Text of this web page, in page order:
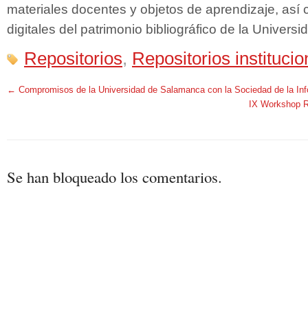
materiales docentes y objetos de aprendizaje, así
digitales del patrimonio bibliográfico de la
Repositorios, Repositorios
← Compromisos de la Universidad de Salamanca con la Sociedad de la
IX Workshop
Se han bloqueado los comentarios.